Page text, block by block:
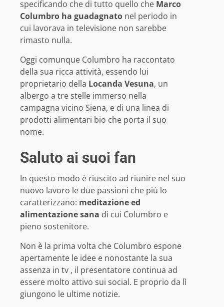
specificando che di tutto quello che Marco
Columbro ha guadagnato nel periodo in
cui lavorava in televisione non sarebbe
rimasto nulla.
Oggi comunque Columbro ha raccontato
della sua ricca attività, essendo lui
proprietario della Locanda Vesuna, un
albergo a tre stelle immerso nella
campagna vicino Siena, e di una linea di
prodotti alimentari bio che porta il suo
nome.
Saluto ai suoi fan
In questo modo è riuscito ad riunire nel suo
nuovo lavoro le due passioni che più lo
caratterizzano: meditazione ed
alimentazione sana di cui Columbro e
pieno sostenitore.
Non è la prima volta che Columbro espone
apertamente le idee e nonostante la sua
assenza in tv , il presentatore continua ad
essere molto attivo sui social. E proprio da lì
giungono le ultime notizie.